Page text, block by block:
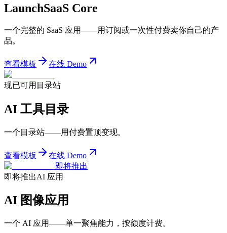
LaunchSaaS Core
一个完整的 SaaS 应用——用订阅或一次性付费卖你自己的产
品。
查看模板 在线 Demo
现已可用 目录站
AI 工具目录
一个目录站——用付费置顶变现。
查看模板
在线 Demo
即将推出
即将推出AI 应用
AI 图像应用
一个 AI 应用——单一聚焦能力，按额度计费。